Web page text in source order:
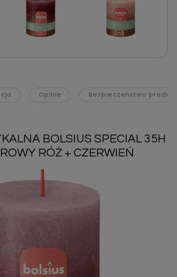
Opinie Bezpieczeństwo
BOLSIUS SPECIAL 35H
RÓŻ + CZERWIEŃ